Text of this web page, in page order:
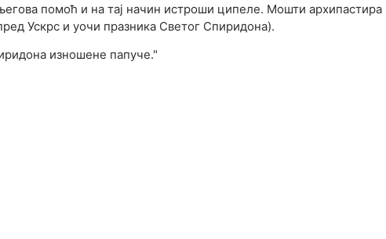
помоћ и на тај начин истроши ципеле. Мошти архипастира
Ускрс и уочи празника Светог Спиридона).
изношене папуче."